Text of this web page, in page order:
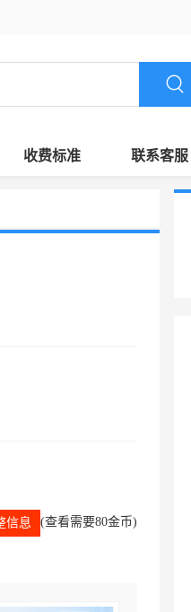
收费标准 联系客服
信息 (查看需要80金币)